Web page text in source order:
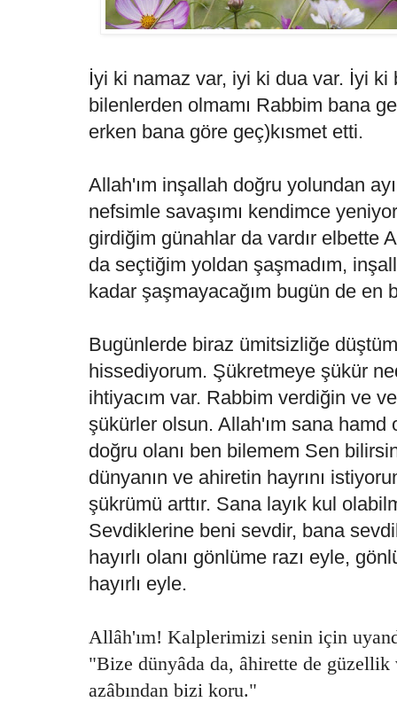
İyi ki namaz var, iyi ki dua var. İyi ki
bilenlerden olmamı Rabbim bana
erken bana göre geç)kısmet etti.
Allah'ım inşallah doğru yolundan
nefsimle savaşımı kendimce
girdiğim günahlar da vardır elbette
da seçtiğim yoldan şaşmadım,
kadar şaşmayacağım bugün de en
Bugünlerde biraz ümitsizliğe
hissediyorum. Şükretmeye şükür
ihtiyacım var. Rabbim verdiğin ve
şükürler olsun. Allah'ım sana
doğru olanı ben bilemem Sen
dünyanın ve ahiretin hayrını
şükrümü arttır. Sana layık kul
Sevdiklerine beni sevdir, bana
hayırlı olanı gönlüme razı eyle,
hayırlı eyle.
Allâh'ım! Kalplerimizi senin için
"Bize dünyâda da, âhirette de güzellik
azâbından bizi koru."